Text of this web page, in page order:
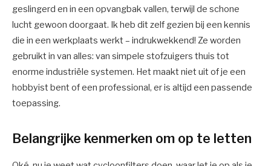
geslingerd en in een opvangbak vallen, terwijl de schone
lucht gewoon doorgaat. Ik heb dit zelf gezien bij een kennis
die in een werkplaats werkt – indrukwekkend! Ze worden
gebruikt in van alles: van simpele stofzuigers thuis tot
enorme industriële systemen. Het maakt niet uit of je een
hobbyist bent of een professional, er is altijd een passende
toepassing.
Belangrijke kenmerken om op te letten